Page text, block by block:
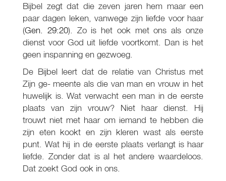
Bijbel zegt dat die zeven jaren hem maar een
paar dagen leken, vanwege zijn liefde voor haar
(Gen. 29:20). Zo is het ook met ons als onze
dienst voor God uit liefde voortkomt. Dan is het
geen inspanning en gezwoeg.
De Bijbel leert dat de relatie van Christus met
Zijn ge- meente als die van man en vrouw in het
huwelijk is. Wat verwacht een man in de eerste
plaats van zijn vrouw? Niet haar dienst. Hij
trouwt niet met haar om iemand te hebben die
zijn eten kookt en zijn kleren wast als eerste
punt. Wat hij in de eerste plaats verlangt is haar
liefde. Zonder dat is al het andere waardeloos.
Dat zoekt God ook in ons.